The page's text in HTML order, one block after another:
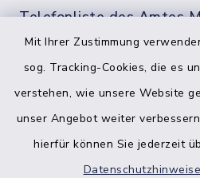
Mit Ihrer Zustimmung
sog. Tracking-Cookies, die es
verstehen, wie unsere Website
unser Angebot weiter
hierfür können Sie jederzeit
Telefonliste des Amtes